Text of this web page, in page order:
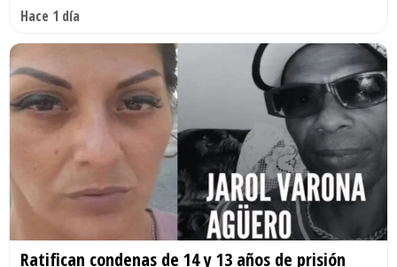
Hace 1 día
Ratifican condenas de 14 y 13 años de prisión